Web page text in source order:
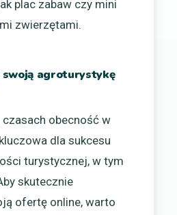
plac zabaw czy mini
zwierzętami.
swoją agroturystykę
obecność w
dla sukcesu
turystycznej, w tym
skutecznie
ofertę online, warto